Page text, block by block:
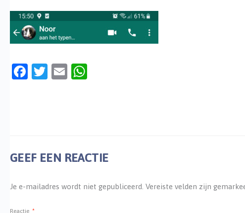
Facebook
Twitter
Email
GEEF EEN REACTIE
Je e-mailadres wordt niet gepubliceerd. Vereiste velden zijn
Reactie *